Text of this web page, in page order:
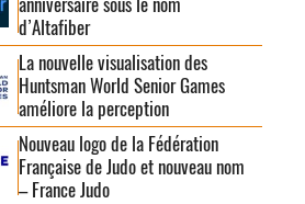
d’Altafiber
La nouvelle visualisation des
Huntsman World Senior Games
améliore la perception
Nouveau logo de la Fédération
Française de Judo et nouveau nom
– France Judo